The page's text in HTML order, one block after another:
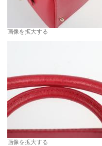
画像を拡大する
画像を拡大する